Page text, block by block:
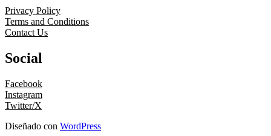
Privacy Policy
Terms and Conditions
Contact Us
Social
Facebook
Instagram
Twitter/X
Diseñado con WordPress